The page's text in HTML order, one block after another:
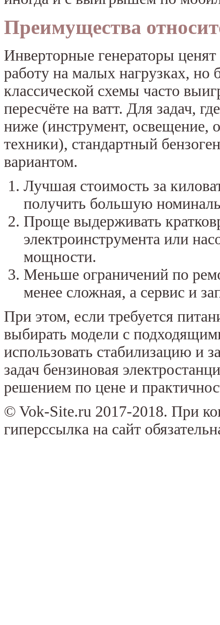
Преимущества
Инверторные генераторы
работу на малых нагрузках, но
классической схемы часто
пересчёте на ватт. Для задач,
ниже (инструмент, освещение,
техники), стандартный
вариантом.
Лучшая стоимость за
получить большую
Проще выдерживать
электроинструмента или
мощности.
Меньше ограничений по
менее сложная, а сервис и
При этом, если требуется
выбирать модели с
использовать стабилизацию и
задач бензиновая
решением по цене и
© Vok-Site.ru 2017-2018. При
гиперссылка на сайт